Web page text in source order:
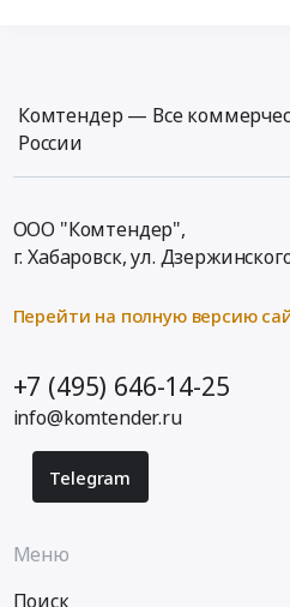
Комтендер — Все
России
ООО "Комтендер",
г. Хабаровск,ул.
Перейти на полную версию
+7 (495) 646-14-25
info@komtender.ru
Telegram
Меню
Поиск